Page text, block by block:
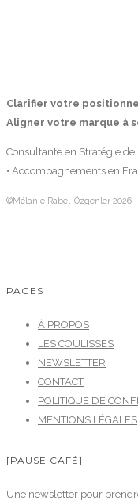
Clarifier votre
Aligner votre marque à
Consultante en Stratégie
• Accompagnements en
©Mélanie Rabel-Özgenler 2026
PAGES
À PROPOS
LES COULISSES
NEWSLETTER
CONTACT
POLITIQUE DE
MENTIONS LÉGALES
[PAUSE CAFÉ]
Une newsletter pour